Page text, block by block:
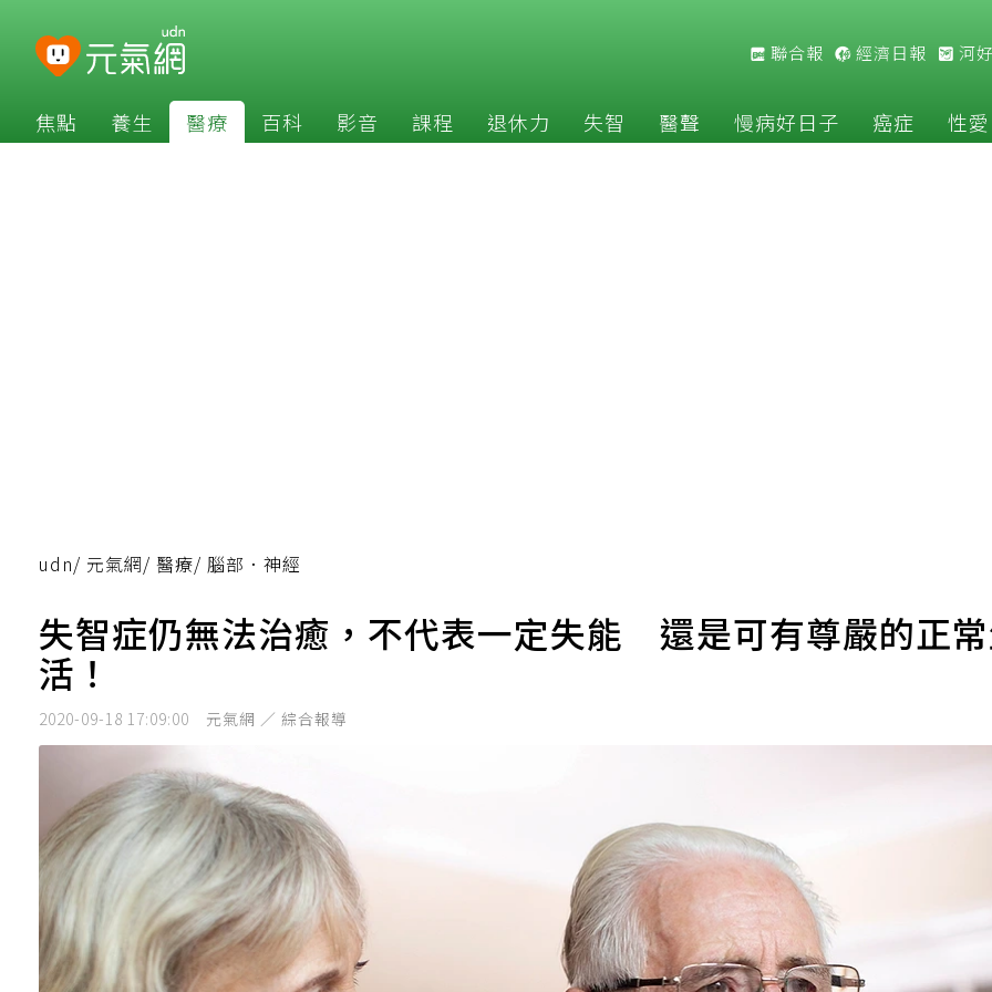
聯合報 經濟日報 河
焦點 養生 醫療 百科 影音 課程 退休力 失智 醫聲 慢病好日子 癌症 性愛
udn/ 元氣網/ 醫療/ 腦部．神經
失智症仍無法治癒，不代表一定失能 還是可有尊嚴的正
活！
2020-09-18 17:09:00 元氣網 ／ 綜合報導